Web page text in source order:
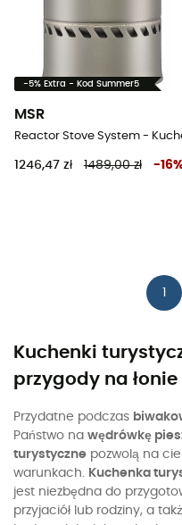
-5% Extra - Kod Summer5
MSR
1246,47 zł 1489,00 zł -16
Kuchenki
przygody na
Przydatne podczas
Państwo na wędrówkę
turystyczne pozwolą na
warunkach.
Kuchenka
jest niezbędna do
przyjaciół lub rodziny, a